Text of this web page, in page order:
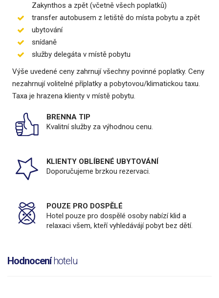
Zakynthos a zpět (včetně všech poplatků)
transfer autobusem z letiště do místa pobytu a zpět
ubytování
snídaně
služby delegáta v místě pobytu
Výše uvedené ceny zahrnují všechny povinné poplatky. Ceny
nezahrnují volitelné příplatky a pobytovou/klimatickou taxu.
Taxa je hrazena klienty v místě pobytu.
BRENNA TIP
Kvalitní služby za výhodnou cenu.
KLIENTY OBLÍBENÉ UBYTOVÁNÍ
Doporučujeme brzkou rezervaci.
POUZE PRO DOSPĚLÉ
Hotel pouze pro dospělé osoby nabízí klid a
relaxaci všem, kteří vyhledávájí pobyt bez dětí.
Hodnoceníhotelu